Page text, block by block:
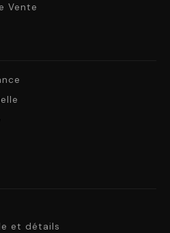
Vente
et détails